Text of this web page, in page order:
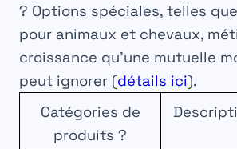
? Options spéciales, telles
pour animaux et chevaux,
croissance qu’une mutuelle
peut ignorer (détails ici).
Catégories de
produits ?️